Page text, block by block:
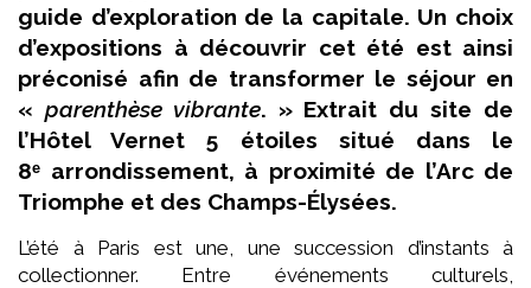
guide d’exploration de la capitale. Un choix
d’expositions à découvrir cet été est ainsi
préconisé afin de transformer le séjour en
« parenthèse vibrante. » Extrait du site de
l’Hôtel Vernet 5 étoiles situé dans le
8ᵉ arrondissement, à proximité de l’Arc de
Triomphe et des Champs-Élysées.
L’été à Paris est une, une succession d’instants à
collectionner. Entre événements culturels,